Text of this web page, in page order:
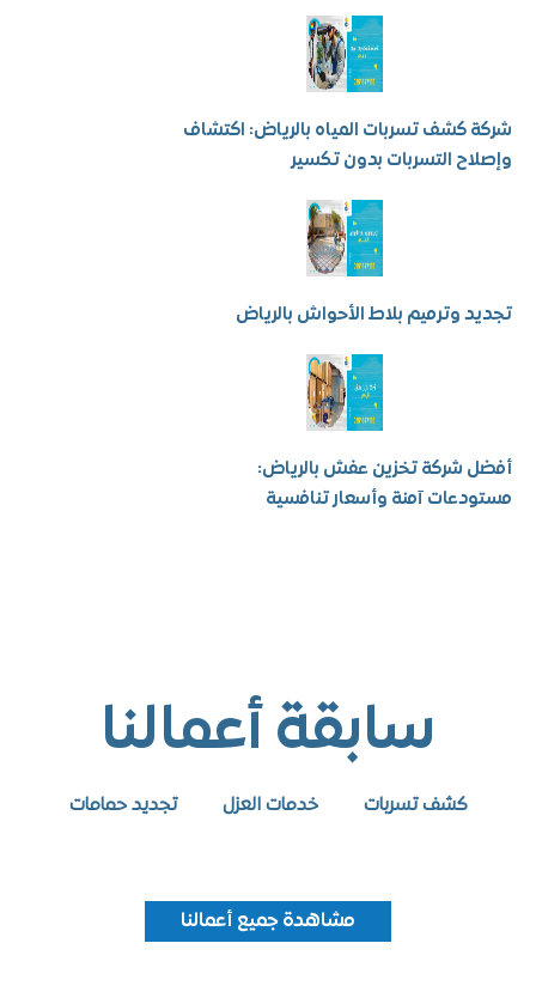
كشف تسربات المياه بالرياض: اكتشاف
التسربات بدون تكسير
وترميم بلاط الأحواش بالرياض
شركة تخزين عفش بالرياض:
آمنة وأسعار تنافسية
سابقة أعمالنا
كشف تسربات خدمات العزل تجديد حمامات
مشاهدة جميع أعمالنا